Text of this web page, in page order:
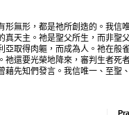
無形，都是祂所創造的。我
真天主。祂是聖父所生，而非
取得肉軀，而成為人。祂在
還要光榮地降來，審判生者
先知們發言。我信唯一、至